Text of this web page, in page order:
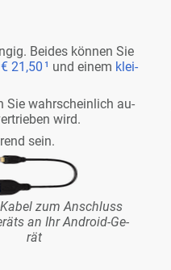
Bei­des kön­nen Sie
€ 21,50 ¹ und ei­nem klei­
Sie wahr­schein­lich au­
wird.
sein.
Ka­bel zum An­schluss
an Ihr An­dro­id-Ge­
rät